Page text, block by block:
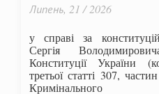
Липень, 21 / 2026
у справі за
Сергія
Конституції України
третьої статті 307,
Кримінального